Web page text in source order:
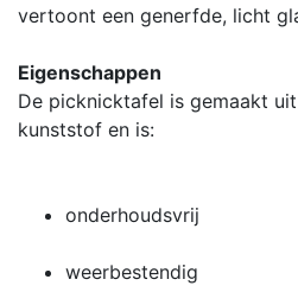
vertoont een generfde, licht
Eigenschappen
De picknicktafel is gemaakt
kunststof en is:
onderhoudsvrij
weerbestendig